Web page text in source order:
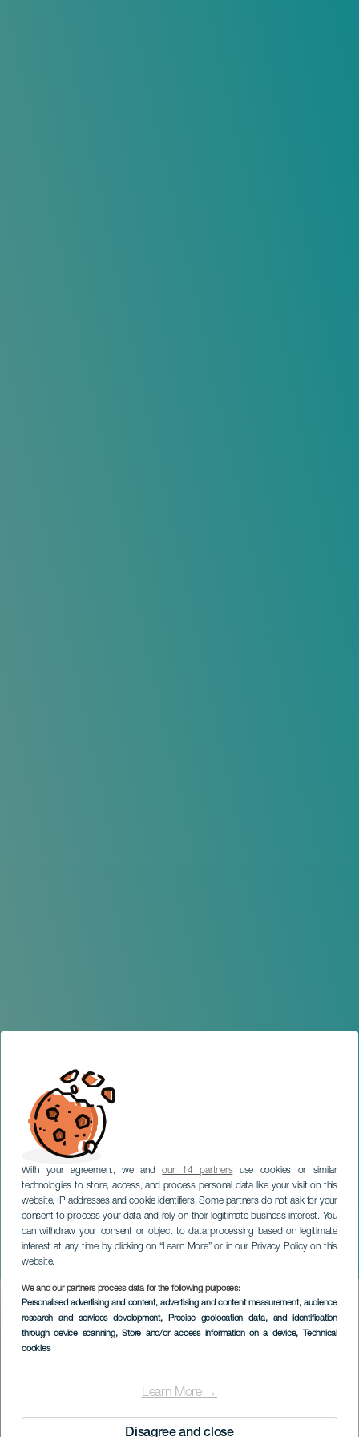
With your agreement, we andour 14 partnersuse cookies or similar
technologies to store, access, and process personal data like your visit on this
website, IP addresses and cookie identifiers. Some partners do not ask for your
consent to process your data and rely on their legitimate business interest. You
can withdraw your consent or object to data processing based on legitimate
interest at any time by clicking on “Learn More” or in our Privacy Policy on this
website.
We and our partners process data for the following purposes:
Personalised advertising and content, advertising and content measurement, audience
research and services development, Precise geolocation data, and identification
through device scanning, Store and/or access information on a device, Technical
cookies
Learn More →
Disagree and close
Enmandsshowet Lucho
Mellera
TENERIFE
Imagen
Listado